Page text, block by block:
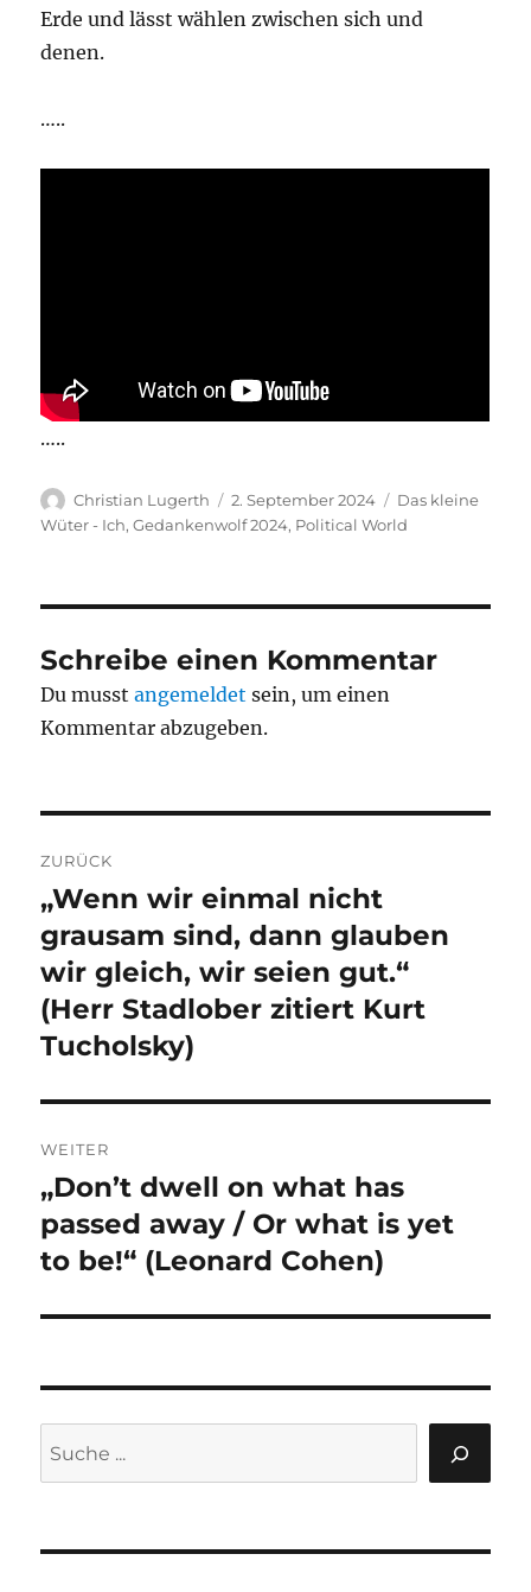
Erde und lässt wählen zwischen sich und
denen.
…..
…..
Autor
Christian Lugerth
Veröffentlicht
am
2. September 2024 Kategorien
Das kleine
Wüter - Ich,Gedankenwolf 2024, Political World
Schreibe einen Kommentar
Du musstangemeldet sein, um einen
Kommentar abzugeben.
ZURÜCK
Vorheriger
Beitrag:
„Wenn wir einmal nicht
grausam sind, dann glauben
wir gleich, wir seien gut.“
(Herr Stadlober zitiert Kurt
Tucholsky)
WEITER
Nächster
Beitrag:
„Don’t dwell on what has
passed away / Or what is yet
to be!“ (Leonard Cohen)